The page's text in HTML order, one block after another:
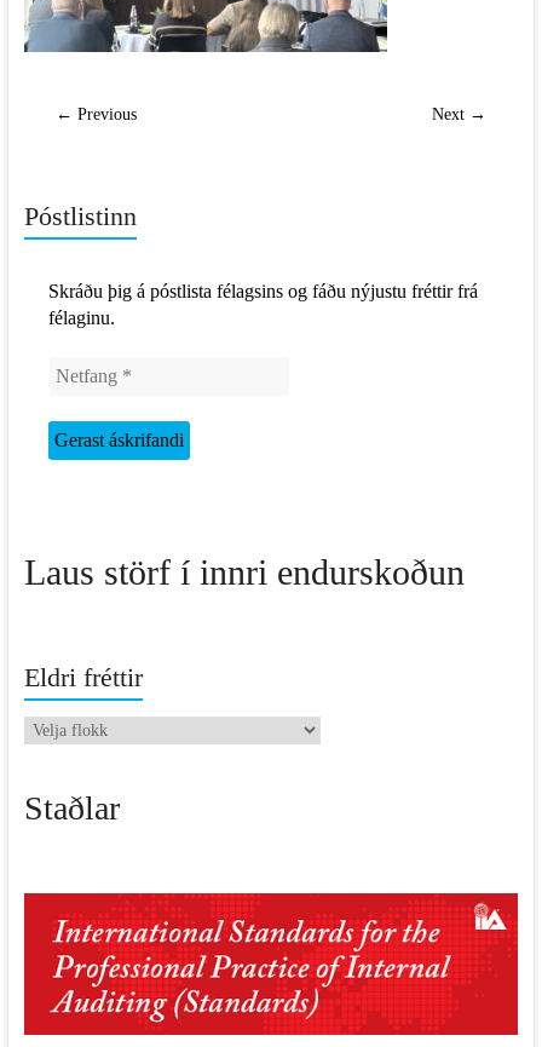
← Previous Next →
Póstlistinn
Skráðu þig á póstlista félagsins og fáðu nýjustu fréttir frá
félaginu.
Laus störf í innri endurskoðun
Eldri fréttir
Eldri
Staðlar